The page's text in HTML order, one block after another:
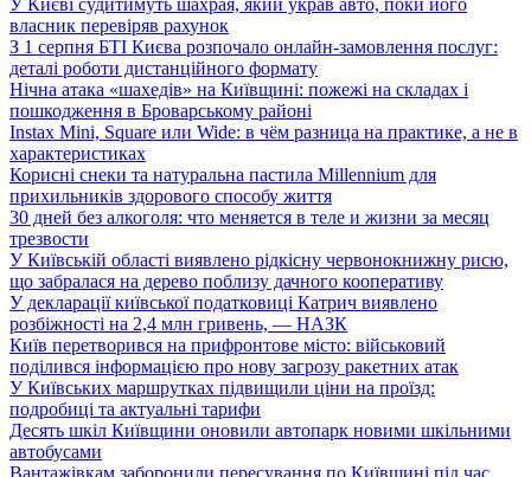
У Києві судитимуть шахрая, який украв авто, поки його
власник перевіряв рахунок
З 1 серпня БТІ Києва розпочало онлайн-замовлення послуг:
деталі роботи дистанційного формату
Нічна атака «шахедів» на Київщині: пожежі на складах і
пошкодження в Броварському районі
Instax Mini, Square или Wide: в чём разница на практике, а не в
характеристиках
Корисні снеки та натуральна пастила Millennium для
прихильників здорового способу життя
30 дней без алкоголя: что меняется в теле и жизни за месяц
трезвости
У Київській області виявлено рідкісну червонокнижну рисю,
що забралася на дерево поблизу дачного кооперативу
У декларації київської податковиці Катрич виявлено
розбіжності на 2,4 млн гривень, — НАЗК
Київ перетворився на прифронтове місто: військовий
поділився інформацією про нову загрозу ракетних атак
У Київських маршрутках підвищили ціни на проїзд:
подробиці та актуальні тарифи
Десять шкіл Київщини оновили автопарк новими шкільними
автобусами